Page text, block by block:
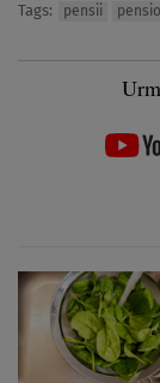
Tags: pensii